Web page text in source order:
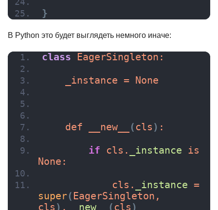
}
В Python это будет выглядеть немного иначе:
class EagerSingleton:
    _instance = None
    def
__new__ ( cls ) :
if cls. _instance is
None:
            cls.
_instance
super( EagerSingleton,
cls ) . __new__ ( cls )
с Android-разработчик